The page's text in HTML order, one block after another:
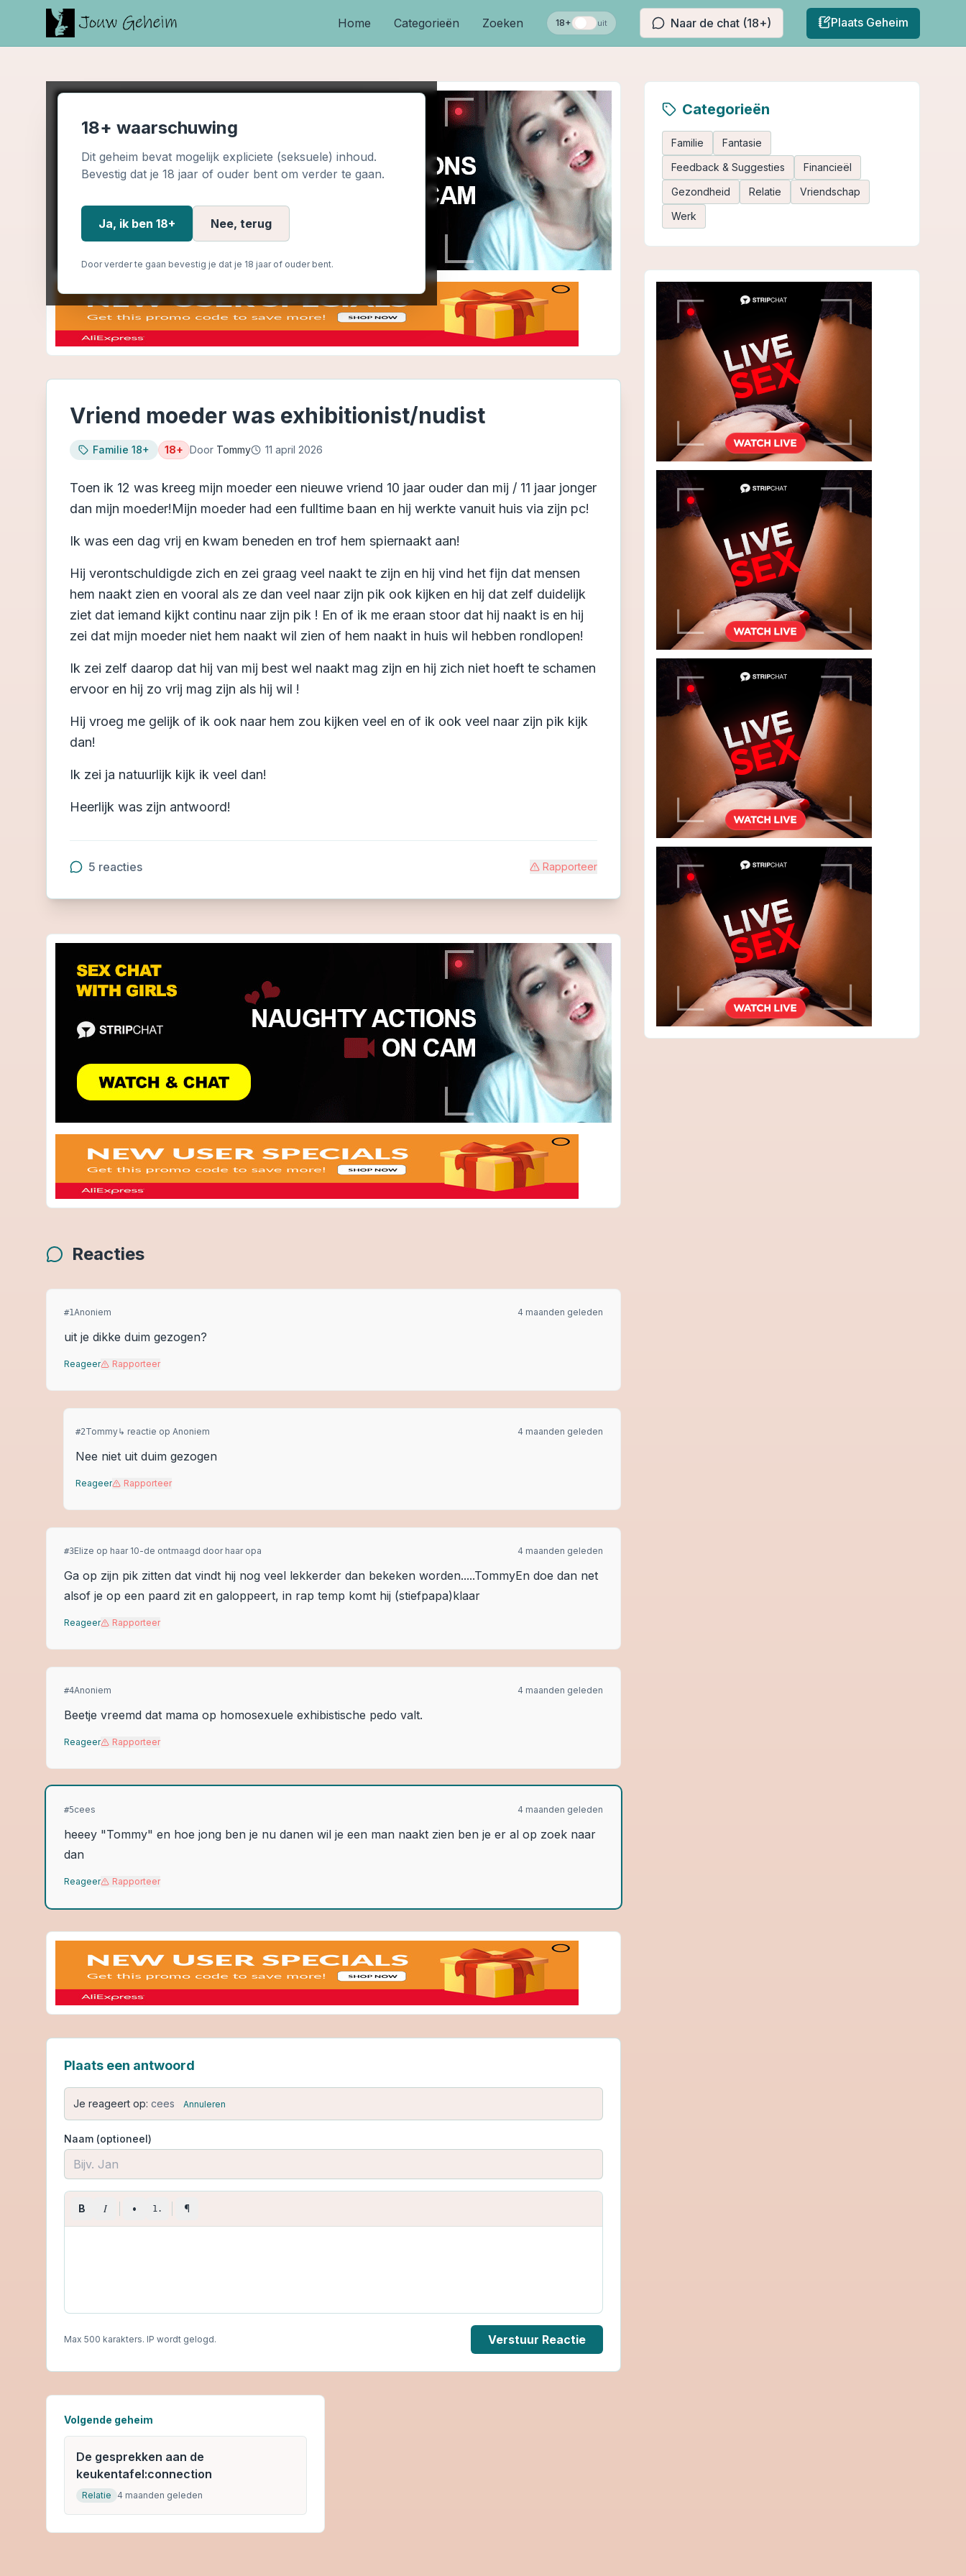
Home Categorieën Zoeken 18+ uit Naar de chat (18+) Plaats Geheim
18+ waarschuwing
Dit geheim bevat mogelijk expliciete (seksuele) inhoud.
Bevestig dat je 18 jaar of ouder bent om verder te gaan.
Ja, ik ben 18+ Nee, terug
Door verder te gaan bevestig je dat je 18 jaar of ouder bent.
Vriend moeder was exhibitionist/nudist
Familie 18+ 18+ Door Tommy 11 april 2026
Toen ik 12 was kreeg mijn moeder een nieuwe vriend 10 jaar ouder dan mij / 11 jaar jonger
dan mijn moeder!Mijn moeder had een fulltime baan en hij werkte vanuit huis via zijn pc!
Ik was een dag vrij en kwam beneden en trof hem spiernaakt aan!
Hij verontschuldigde zich en zei graag veel naakt te zijn en hij vind het fijn dat mensen
hem naakt zien en vooral als ze dan veel naar zijn pik ook kijken en hij dat zelf duidelijk
ziet dat iemand kijkt continu naar zijn pik ! En of ik me eraan stoor dat hij naakt is en hij
zei dat mijn moeder niet hem naakt wil zien of hem naakt in huis wil hebben rondlopen!
Ik zei zelf daarop dat hij van mij best wel naakt mag zijn en hij zich niet hoeft te schamen
ervoor en hij zo vrij mag zijn als hij wil !
Hij vroeg me gelijk of ik ook naar hem zou kijken veel en of ik ook veel naar zijn pik kijk
dan!
Ik zei ja natuurlijk kijk ik veel dan!
Heerlijk was zijn antwoord!
5 reacties Rapporteer
Reacties
#1Anoniem 4 maanden geleden
uit je dikke duim gezogen?
Reageer Rapporteer
#2Tommy↳ reactie op Anoniem 4 maanden geleden
Nee niet uit duim gezogen
Reageer Rapporteer
#3Elize op haar 10-de ontmaagd door haar opa 4 maanden geleden
Ga op zijn pik zitten dat vindt hij nog veel lekkerder dan bekeken worden.....TommyEn doe dan net
alsof je op een paard zit en galoppeert, in rap temp komt hij (stiefpapa)klaar
Reageer Rapporteer
#4Anoniem 4 maanden geleden
Beetje vreemd dat mama op homosexuele exhibistische pedo valt.
Reageer Rapporteer
#5cees 4 maanden geleden
heeey "Tommy" en hoe jong ben je nu danen wil je een man naakt zien ben je er al op zoek naar
dan
Reageer Rapporteer
Plaats een antwoord
Je reageert op: cees Annuleren
Naam (optioneel)
B I • 1. ¶
Max 500 karakters. IP wordt gelogd. Verstuur Reactie
Volgende geheim
De gesprekken aan de
keukentafel:connection
Relatie 4 maanden geleden
Categorieën
Familie
Fantasie
Feedback & Suggesties
Financieël
Gezondheid
Relatie
Vriendschap
Werk